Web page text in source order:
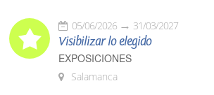
05/06/2026 31/03/2027
Visibilizar lo elegido
EXPOSICIONES
Salamanca